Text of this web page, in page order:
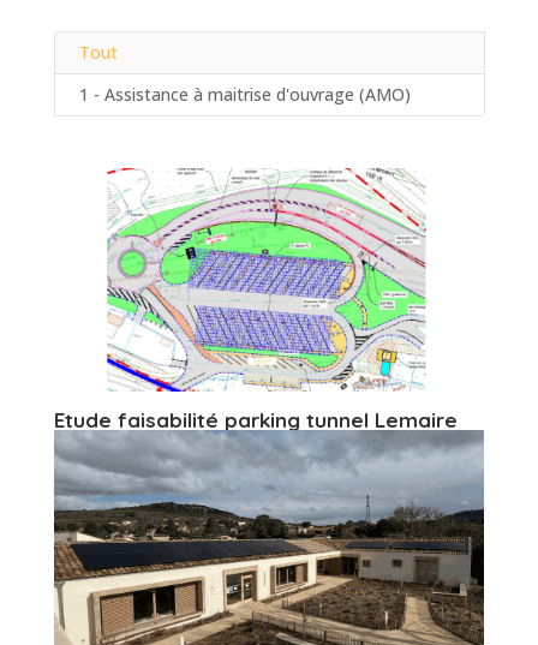
Tout
1 - Assistance à maitrise d'ouvrage (AMO)
Etude faisabilité parking tunnel Lemaire